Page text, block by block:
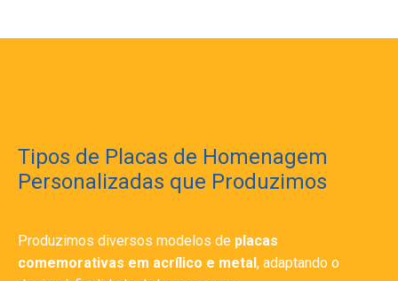
Tipos de Placas de Homenagem
Personalizadas que Produzimos
Produzimos diversos modelos de placas
comemorativas em acrílico e metal, adaptando o